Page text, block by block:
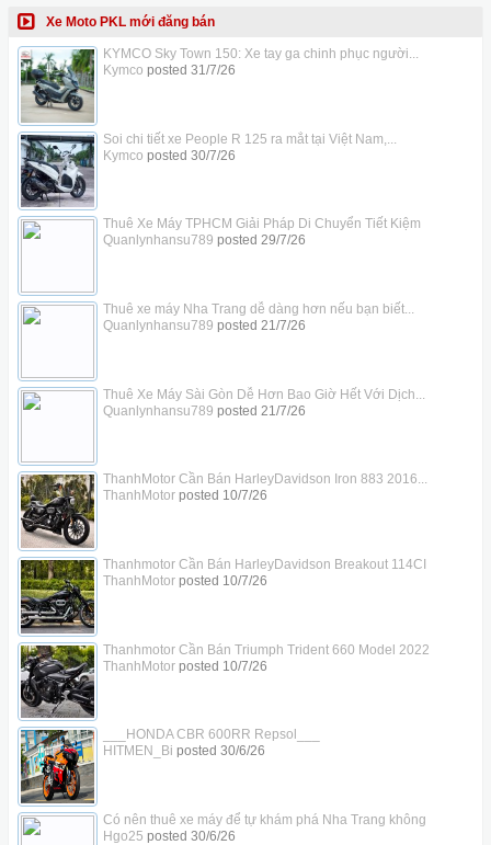
Xe Moto PKL mới đăng bán
KYMCO Sky Town 150: Xe tay ga chinh phục người...
Kymco posted 31/7/26
Soi chi tiết xe People R 125 ra mắt tại Việt Nam,...
Kymco posted 30/7/26
Thuê Xe Máy TPHCM Giải Pháp Di Chuyển Tiết Kiệm
Quanlynhansu789 posted 29/7/26
Thuê xe máy Nha Trang dễ dàng hơn nếu bạn biết...
Quanlynhansu789 posted 21/7/26
Thuê Xe Máy Sài Gòn Dễ Hơn Bao Giờ Hết Với Dịch...
Quanlynhansu789 posted 21/7/26
ThanhMotor Cần Bán HarleyDavidson Iron 883 2016...
ThanhMotorposted 10/7/26
Thanhmotor Cần Bán HarleyDavidson Breakout 114CI
ThanhMotorposted 10/7/26
Thanhmotor Cần Bán Triumph Trident 660 Model 2022
ThanhMotorposted 10/7/26
___HONDA CBR 600RR Repsol___
HITMEN_Bi posted 30/6/26
Có nên thuê xe máy để tự khám phá Nha Trang không
Hgo25 posted 30/6/26